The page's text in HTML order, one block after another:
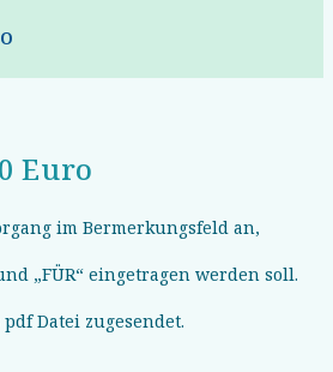
Euro
im Bermerkungsfeld an,
„FÜR“ eingetragen werden soll.
Datei zugesendet.